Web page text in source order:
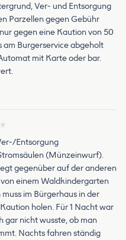
Ver- und Entsorgung
Parzellen gegen Gebühr
gegen eine Kaution von 50
am Burgerservice abgeholt
mit Karte oder bar.
★
Entsorgung
(Münzeinwurf).
gegenüber auf der anderen
einem Waldkindergarten
im Bürgerhaus in der
holen. Für 1 Nacht war
gar nicht wusste, ob man
Nachts fahren ständig